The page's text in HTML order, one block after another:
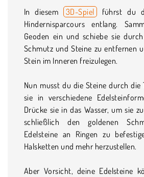
In diesem 3D-Spiel führst du
Hindernisparcours entlang.
Geoden ein und schiebe sie
Schmutz und Steine zu entfernen
Stein im Inneren freizulegen.
Nun musst du die Steine durch die
sie in verschiedene
Drücke sie in das Wasser, um sie
schließlich den goldenen
Edelsteine an Ringen zu
Halsketten und mehr herzustellen.
Aber Vorsicht, deine Edelsteine